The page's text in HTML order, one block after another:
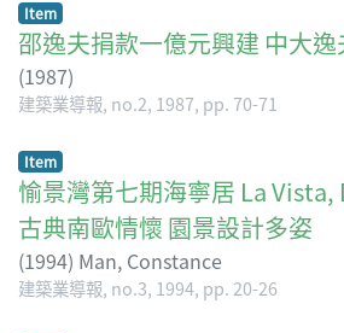
Item
邵逸夫捐款一億元興建 中大
(1987)
建築業導報, no.2, 1987, pp. 70-71
Item
愉景灣第七期海寧居 La Vista,
古典南歐情懷 園景設計多姿
(1994) Man, Constance
建築業導報, no.3, 1994, pp. 20-26